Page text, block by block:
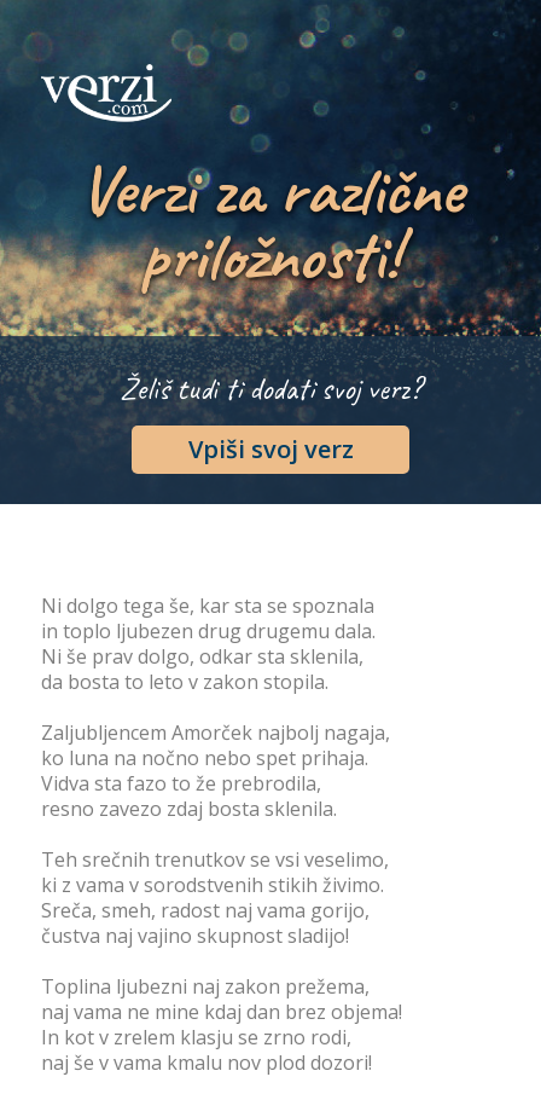
Verzi za različne
priložnosti!
Želiš tudi ti dodati svoj verz?
Vpiši svoj verz
Ni dolgo tega še, kar sta se spoznala
in toplo ljubezen drug drugemu dala.
Ni še prav dolgo, odkar sta sklenila,
da bosta to leto v zakon stopila.
Zaljubljencem Amorček najbolj nagaja,
ko luna na nočno nebo spet prihaja.
Vidva sta fazo to že prebrodila,
resno zavezo zdaj bosta sklenila.
Teh srečnih trenutkov se vsi veselimo,
ki z vama v sorodstvenih stikih živimo.
Sreča, smeh, radost naj vama gorijo,
čustva naj vajino skupnost sladijo!
Toplina ljubezni naj zakon prežema,
naj vama ne mine kdaj dan brez objema!
In kot v zrelem klasju se zrno rodi,
naj še v vama kmalu nov plod dozori!